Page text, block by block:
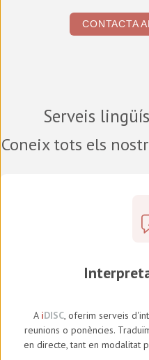
CONTACTA
Serveis
Coneix tots els
A iDISC, oferim serveis
reunions o ponències.
en directe, tant en modalitat